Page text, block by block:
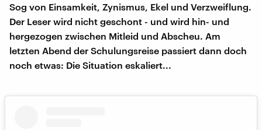
Sog von Einsamkeit, Zynismus, Ekel und Verzweiflung.
Der Leser wird nicht geschont - und wird hin- und
hergezogen zwischen Mitleid und Abscheu. Am
letzten Abend der Schulungsreise passiert dann doch
noch etwas: Die Situation eskaliert...